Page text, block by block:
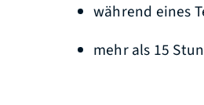
während eines
mehr als 15